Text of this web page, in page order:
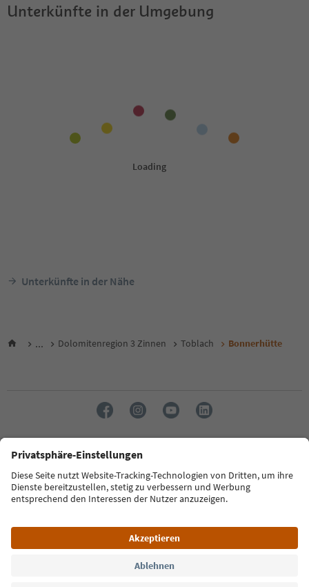
Unterkünfte in der Umgebung
Unterkünfte in der Nähe
... Dolomitenregion 3 Zinnen Toblach Bonnerhütte
Sprache: Deutsch
FAQ Kontakt Presse MICE Datenschutzerklärung
Zugänglichkeitserklärung